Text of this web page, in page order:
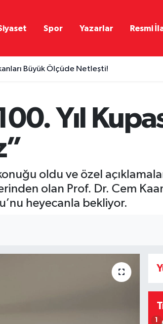
Spor Yazarlar Resmi
Büyük Ölçüde Netleşti!
Yıl
oldu ve özel
olan Prof. Dr. Cem Kaan
heyecanla bekliyor.
1